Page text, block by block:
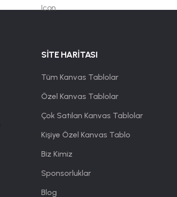
SİTE HARİTASI
Tüm Kanvas Tablolar
Özel Kanvas Tablolar
Çok Satılan Kanvas Tablolar
Kişiye Özel Kanvas Tablo
Biz Kimiz
Sponsorluklar
Blog